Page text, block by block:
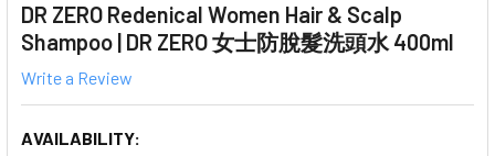
DR ZERO Redenical Women Hair & Scalp
Shampoo | DR ZERO 女士防脫髮洗頭水 400ml
Write a Review
AVAILABILITY: